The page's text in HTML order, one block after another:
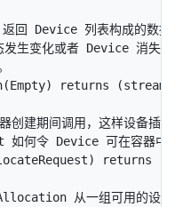
回 Device 列表构成的数据
生变化或者 Device 消失时
returns (stream
建期间调用，这样设备插件
何令 Device 可在容器中访
returns
从一组可用的设备中